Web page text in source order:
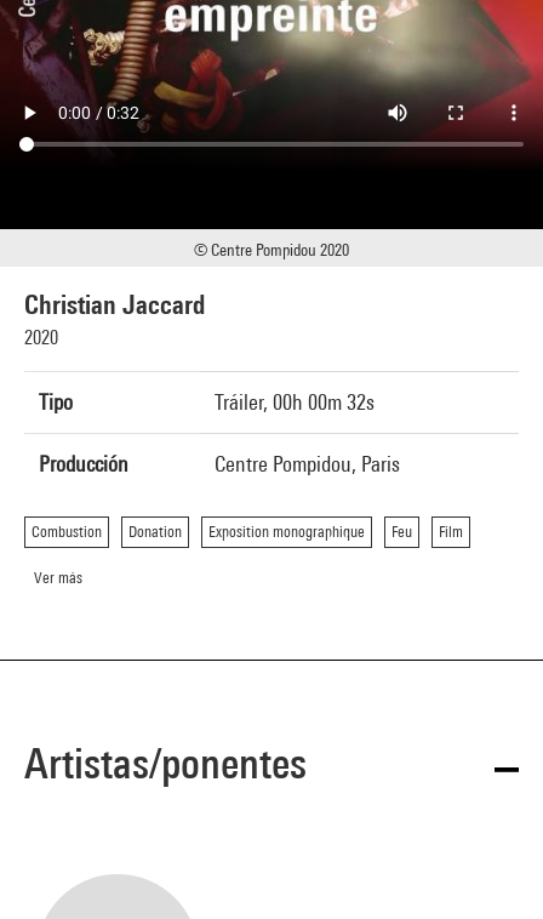
Christian Jaccard
2020
Tipo Tráiler, 00h 00m 32s
Producción Centre Pompidou, Paris
Combustion Donation Exposition monographique Feu Film
Ver más
© Centre Pompidou 2020
Artistas/ponentes